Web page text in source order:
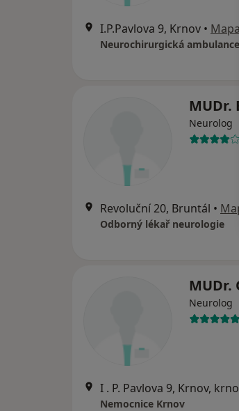
I.P.Pavlova 9, Krnov • Mapa
Neurochirurgická ambulance
MUDr.
Neurolog
Revoluční 20, Bruntál •
Odborný lékař neurologie
MUDr.
Neurolog
I . P. Pavlova 9, Krnov,
Nemocnice Krnov